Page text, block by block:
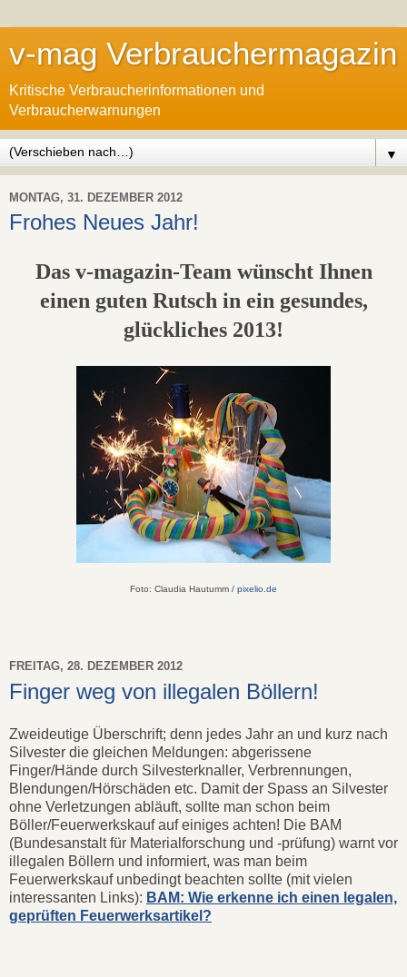
v-mag Verbrauchermagazin
Kritische Verbraucherinformationen und
Verbraucherwarnungen
▼
MONTAG, 31. DEZEMBER 2012
Frohes Neues Jahr!
Das v-magazin-Team wünscht Ihnen
einen guten Rutsch in ein gesundes,
glückliches 2013!
Foto: Claudia Hautumm / pixelio.de
FREITAG, 28. DEZEMBER 2012
Finger weg von illegalen Böllern!
Zweideutige Überschrift; denn jedes Jahr an und kurz nach
Silvester die gleichen Meldungen: abgerissene
Finger/Hände durch Silvesterknaller, Verbrennungen,
Blendungen/Hörschäden etc. Damit der Spass an Silvester
ohne Verletzungen abläuft, sollte man schon beim
Böller/Feuerwerkskauf auf einiges achten! Die BAM
(Bundesanstalt für Materialforschung und -prüfung) warnt vor
illegalen Böllern und informiert, was man beim
Feuerwerkskauf unbedingt beachten sollte (mit vielen
interessanten Links): BAM: Wie erkenne ich einen legalen,
geprüften Feuerwerksartikel?